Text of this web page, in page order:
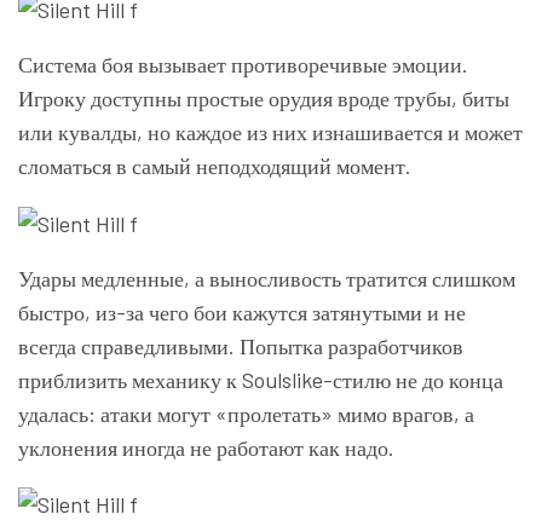
Система боя вызывает противоречивые эмоции.
Игроку доступны простые орудия вроде трубы, биты
или кувалды, но каждое из них изнашивается и может
сломаться в самый неподходящий момент.
Удары медленные, а выносливость тратится слишком
быстро, из-за чего бои кажутся затянутыми и не
всегда справедливыми. Попытка разработчиков
приблизить механику к Soulslike-стилю не до конца
удалась: атаки могут «пролетать» мимо врагов, а
уклонения иногда не работают как надо.